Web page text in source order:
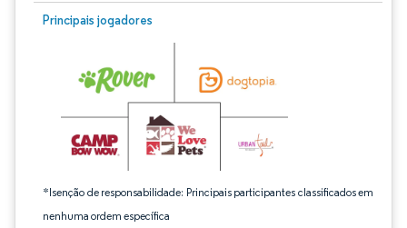
Principais jogadores
*Isenção de responsabilidade: Principais participantes classificados em
nenhuma ordem específica
Imagem © Mordor Intelligence. O reuso requer atribuição conforme CC BY 4.0.